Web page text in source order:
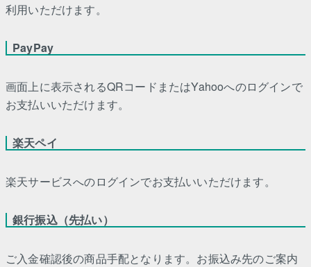
利用いただけます。
PayPay
画面上に表示されるQRコードまたはYahooへのログインで
お支払いいただけます。
楽天ペイ
楽天サービスへのログインでお支払いいただけます。
銀行振込（先払い）
ご入金確認後の商品手配となります。お振込み先のご案内